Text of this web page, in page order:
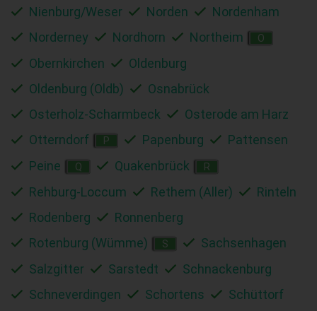
Nienburg/Weser Norden
Nordenham
Norderney
Nordhorn Northeim O
Obernkirchen
Oldenburg
Oldenburg (Oldb)
Osnabrück
Osterholz-Scharmbeck
Osterode am Harz
Otterndorf
P Papenburg
Pattensen
Peine
Q Quakenbrück R
Rehburg-Loccum Rethem (Aller)
Rinteln
Rodenberg
Ronnenberg
Rotenburg (Wümme)
S
Sachsenhagen
Salzgitter
Sarstedt
Schnackenburg
Schneverdingen
Schortens
Schüttorf